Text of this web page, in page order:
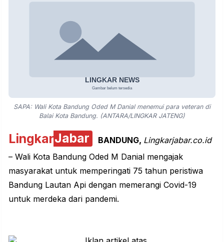
SAPA: Wali Kota Bandung Oded M Danial menemui para veteran di
Balai Kota Bandung. (ANTARA/LINGKAR JATENG)
LingkarJabar BANDUNG, Lingkarjabar.co.id
– Wali Kota Bandung Oded M Danial mengajak
masyarakat untuk memperingati 75 tahun peristiwa
Bandung Lautan Api dengan memerangi Covid-19
untuk merdeka dari pandemi.